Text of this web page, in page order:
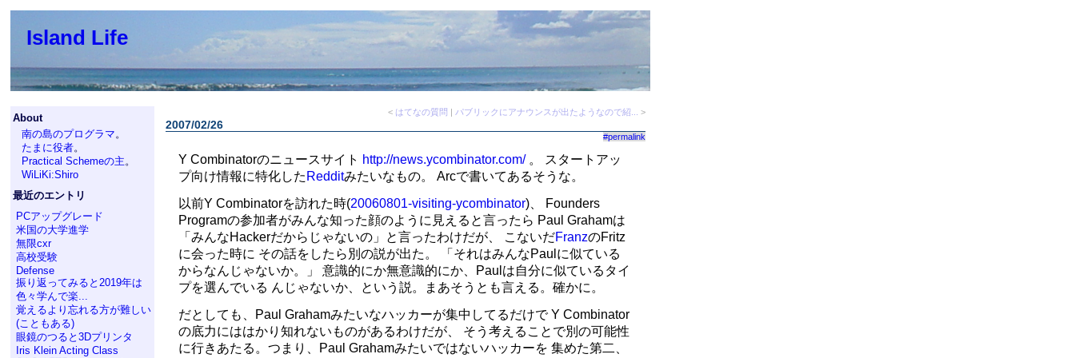
Island Life
About
南の島のプログラマ。
たまに役者。
Practical Schemeの主。
WiLiKi:Shiro
最近のエントリ
PCアップグレード
米国の大学進学
無限cxr
高校受験
Defense
振り返ってみると2019年は
色々学んで楽...
覚えるより忘れる方が難しい
(こともある)
眼鏡のつると3Dプリンタ
Iris Klein Acting Class
< はてなの質問 パブリックにアナウンスが出たようなので紹... >
2007/02/26
#permalink
Y Combinatorのニュースサイト http://news.ycombinator.com/。 スタートアッ
プ向け情報に特化した Redditみたいなもの。 Arcで書いてあるそうな。
以前Y Combinatorを訪れた時(20060801-visiting-ycombinator)、 Founders
Programの参加者がみんな知った顔のように見えると言ったら Paul Grahamは
「みんなHackerだからじゃないの」と言ったわけだが、 こないだFranzのFritz
に会った時に その話をしたら別の説が出た。 「それはみんなPaulに似ている
からなんじゃないか。」 意識的にか無意識的にか、Paulは自分に似ているタイ
プを選んでいる んじゃないか、という説。まあそうとも言える。確かに。
だとしても、Paul Grahamみたいなハッカーが集中してるだけで Y Combinator
の底力にははかり知れないものがあるわけだが、 そう考えることで別の可能性
に行きあたる。つまり、Paul Grahamみたいではないハッカーを 集めた第二、